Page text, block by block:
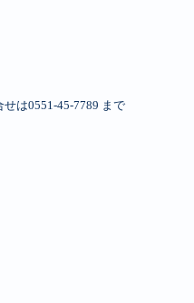
は0551-45-7789 まで